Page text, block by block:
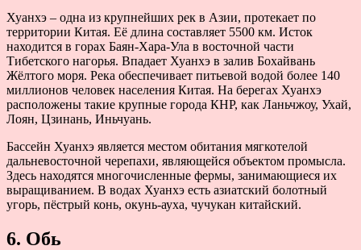
Хуанхэ – одна из крупнейших рек в Азии, протекает по
территории Китая. Её длина составляет 5500 км. Исток
находится в горах Баян-Хара-Ула в восточной части
Тибетского нагорья. Впадает Хуанхэ в залив Бохайвань
Жёлтого моря. Река обеспечивает питьевой водой более 140
миллионов человек населения Китая. На берегах Хуанхэ
расположены такие крупные города КНР, как Ланьчжоу, Ухай,
Лоян, Цзинань, Иньчуань.
Бассейн Хуанхэ является местом обитания мягкотелой
дальневосточной черепахи, являющейся объектом промысла.
Здесь находятся многочисленные фермы, занимающиеся их
выращиванием. В водах Хуанхэ есть азиатский болотный
угорь, пёстрый конь, окунь-ауха, чучукан китайский.
6. Обь